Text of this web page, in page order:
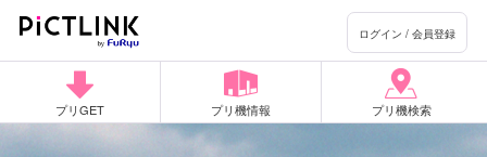
ログイン / 会員登録
プリGET プリ機情報 プリ機検索